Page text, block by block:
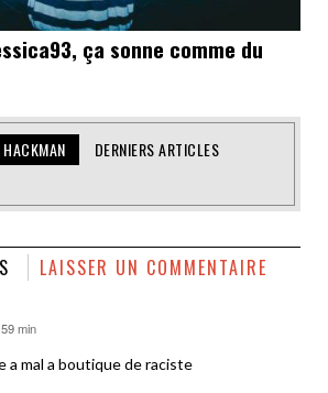
ça sonne comme du
DERNIERS ARTICLES
LAISSER UN COMMENTAIRE
min
a mal a boutique de raciste